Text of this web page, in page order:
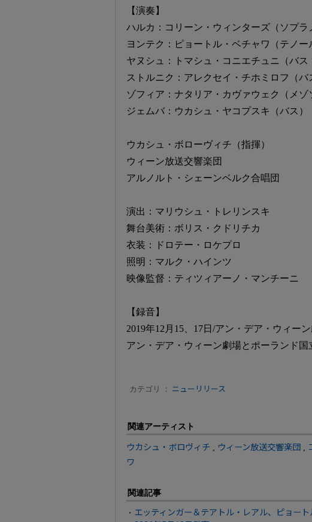
【演奏】
ハルカ：コリーン・ウィンターズ（ソプラ
ヨンテク：ピョートル・ベチャワ（テノー
ヤヌシュ：トマシュ・コニエチュニ（バス
ストルニク：アレクセイ・チホミロフ（バ
ゾフィア：ナタリア・カヴァウェク（メゾ
ジェムバ：ウカシュ・ヤコプスキ（バス）
ウカシュ・ボローヴィチ（指揮）
ウィーン放送交響楽団
アルノルト・シェーンベルク合唱団
演出：マリウシュ・トレリンスキ
舞台美術：ボリス・クドリチカ
衣装：ドロテー・ロケプロ
照明：マルク・ハインツ
映像監督：ティツィアーノ・マンチーニ
【録音】
2019年12月15、17日/アン・デア・ウィーン
アン・デア・ウィーン劇場とポーランド
カテゴリ ： ニューリリース
関連アーティスト
ウカシュ・ボロヴィチ ウィーン放送交響楽団
ワ
関連記事
エッティンガー＆テアトル・レアル、ピョー